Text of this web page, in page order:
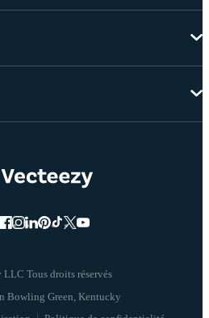
Tous droits réservés